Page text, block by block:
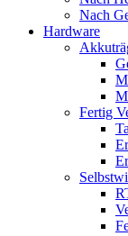
Nach
Hardware
Fertig